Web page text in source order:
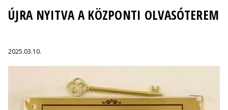
ÚJRA NYITVA A KÖZPONTI OLVASÓTEREM
2025.03.10.